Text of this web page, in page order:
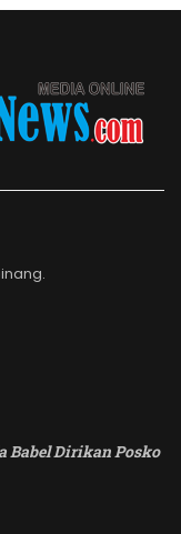
Babel Dirikan Posko